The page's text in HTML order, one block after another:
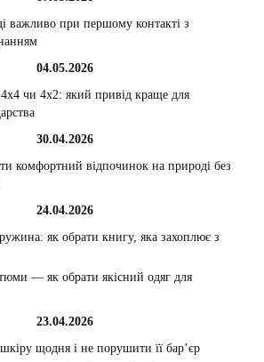
важливо при першому контакті з
04.05.2026
4х4 чи 4х2: який привід краще для
30.04.2026
комфортний відпочинок на природі без
24.04.2026
як обрати книгу, яка захоплює з
— як обрати якісний одяг для
23.04.2026
щодня і не порушити її бар’єр